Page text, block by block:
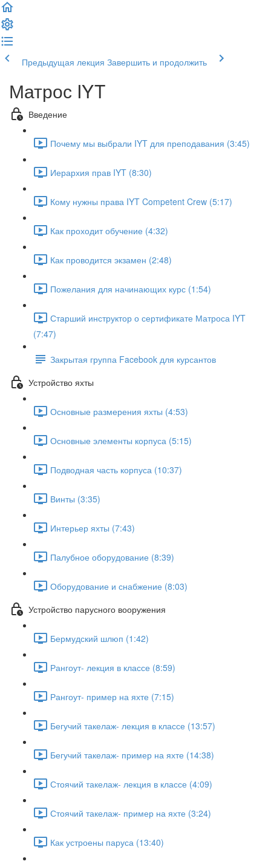
Предыдущая лекция Завершить и продолжить
Матрос IYT
Введение
Почему мы выбрали IYT для преподавания (3:45)
Иерархия прав IYT (8:30)
Кому нужны права IYT Competent Crew (5:17)
Как проходит обучение (4:32)
Как проводится экзамен (2:48)
Пожелания для начинающих курс (1:54)
Старший инструктор о сертификате Матроса IYT
(7:47)
Закрытая группа Facebook для курсантов
Устройство яхты
Основные размерения яхты (4:53)
Основные элементы корпуса (5:15)
Подводная часть корпуса (10:37)
Винты (3:35)
Интерьер яхты (7:43)
Палубное оборудование (8:39)
Оборудование и снабжение (8:03)
Устройство парусного вооружения
Бермудский шлюп (1:42)
Рангоут- лекция в классе (8:59)
Рангоут- пример на яхте (7:15)
Бегучий такелаж- лекция в классе (13:57)
Бегучий такелаж- пример на яхте (14:38)
Стоячий такелаж- лекция в классе (4:09)
Стоячий такелаж- пример на яхте (3:24)
Как устроены паруса (13:40)